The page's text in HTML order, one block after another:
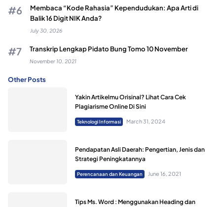
Membaca “Kode Rahasia” Kependudukan: Apa Arti di
Balik 16 Digit NIK Anda?
July 30, 2026
Transkrip Lengkap Pidato Bung Tomo 10 November
November 10, 2021
Other Posts
Yakin Artikelmu Orisinal? Lihat Cara Cek
Plagiarisme Online Di Sini
Teknologi Informasi March 31, 2024
Pendapatan Asli Daerah: Pengertian, Jenis dan
Strategi Peningkatannya
Perencanaan dan Keuangan June 16, 2021
Tips Ms. Word : Menggunakan Heading dan